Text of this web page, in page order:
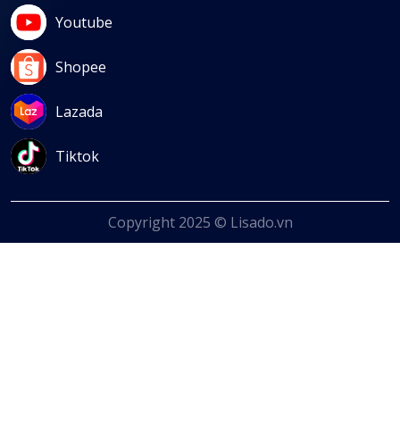
Youtube
Shopee
Lazada
Tiktok
Copyright 2025 © Lisado.vn